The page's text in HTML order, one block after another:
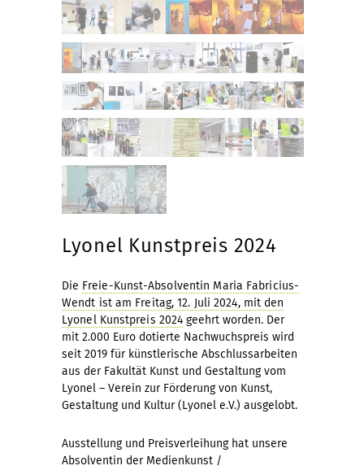
Lyonel Kunstpreis 2024
Die Freie-Kunst-Absolventin Maria Fabricius-
Wendt ist am Freitag, 12. Juli 2024, mit den
Lyonel Kunstpreis 2024 geehrt worden. Der
mit 2.000 Euro dotierte Nachwuchspreis wird
seit 2019 für künstlerische Abschlussarbeiten
aus der Fakultät Kunst und Gestaltung vom
Lyonel – Verein zur Förderung von Kunst,
Gestaltung und Kultur (Lyonel e.V.) ausgelobt.
Ausstellung und Preisverleihung hat unsere
Absolventin der Medienkunst /